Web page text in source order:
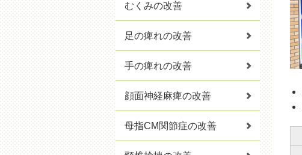
むくみの改善
足の痺れの改善
手の痺れの改善
顔面神経麻痺の改善
母指CM関節症の改善